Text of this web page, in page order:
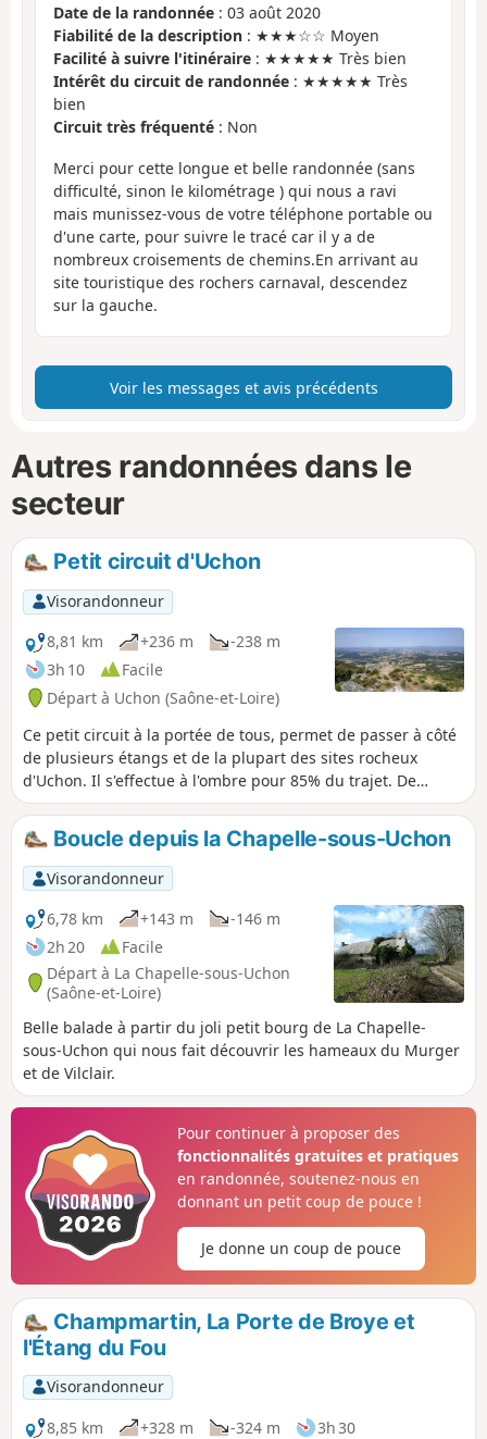
Date de la randonnée : 03 août 2020
Fiabilité de la description : ★★★☆☆ Moyen
Facilité à suivre l'itinéraire : ★★★★★ Très bien
Intérêt du circuit de randonnée : ★★★★★ Très
bien
Circuit très fréquenté : Non
Merci pour cette longue et belle randonnée (sans
difficulté, sinon le kilométrage ) qui nous a ravi
mais munissez-vous de votre téléphone portable ou
d'une carte, pour suivre le tracé car il y a de
nombreux croisements de chemins.En arrivant au
site touristique des rochers carnaval, descendez
sur la gauche.
Voir les messages et avis précédents
Autres randonnées dans le
secteur
Petit circuit d'Uchon
Visorandonneur
8,81 km
+236 m
-238 m
3h 10
Facile
Départ à Uchon (Saône-et-Loire)
Ce petit circuit à la portée de tous, permet de passer à côté
de plusieurs étangs et de la plupart des sites rocheux
d'Uchon. Il s'effectue à l'ombre pour 85% du trajet. De
courte durée, vous pouvez éventuellement prendre un
repas avant, ou déguster un 4 heures Morvandiaux, après
cette petite randonnée, à l'Auberge de la Croix de Messire
Jean.
Boucle depuis la Chapelle-sous-Uchon
Visorandonneur
6,78 km
+143 m
-146 m
2h 20
Facile
Départ à La Chapelle-sous-Uchon
(Saône-et-Loire)
Belle balade à partir du joli petit bourg de La Chapelle-
sous-Uchon qui nous fait découvrir les hameaux du Murger
et de Vilclair.
Pour continuer à proposer des
fonctionnalités gratuites et pratiques
en randonnée, soutenez-nous en
donnant un petit coup de pouce !
Je donne un coup de pouce
Champmartin, La Porte de Broye et
l'Étang du Fou
Visorandonneur
8,85 km
+328 m -324 m
3h 30